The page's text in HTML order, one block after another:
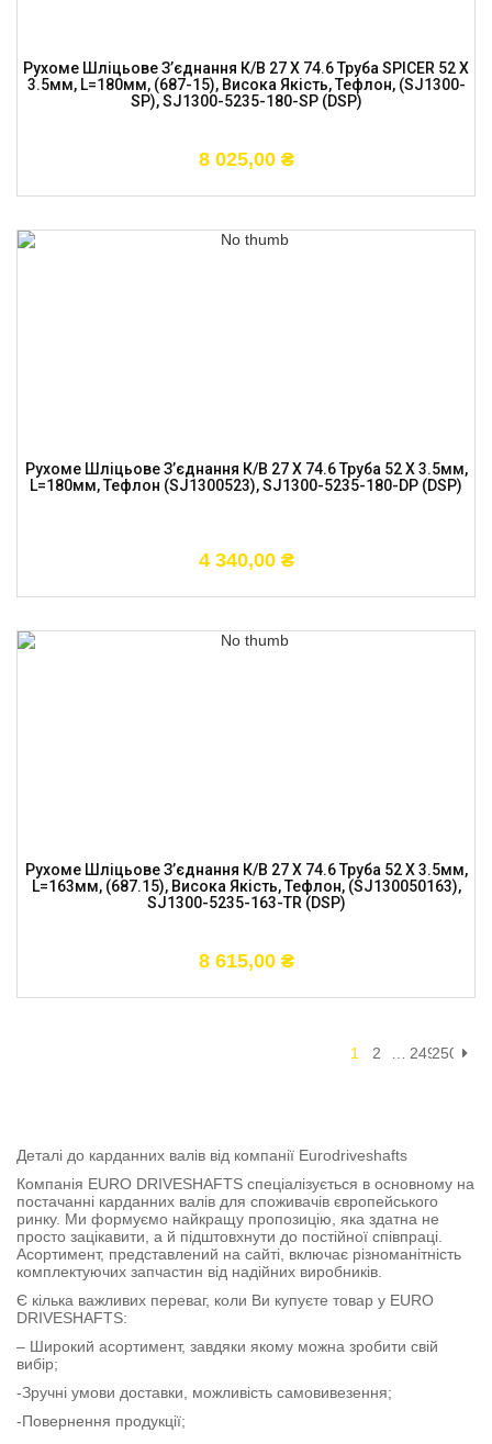
Рухоме Шліцьове З’єднання К/в 27 X 74.6 Труба SPICER 52 X
3.5мм, L=180мм, (687-15), Висока Якість, Тефлон, (SJ1300-
SP), SJ1300-5235-180-SP (DSP)
8 025,00 ₴
Рухоме Шліцьове З’єднання К/в 27 X 74.6 Труба 52 X 3.5мм,
L=180мм, Тефлон (SJ1300523), SJ1300-5235-180-DP (DSP)
4 340,00 ₴
Рухоме Шліцьове З’єднання К/в 27 X 74.6 Труба 52 X 3.5мм,
L=163мм, (687.15), Висока Якість, Тефлон, (SJ130050163),
SJ1300-5235-163-TR (DSP)
8 615,00 ₴
1 2 249250
Деталі до карданних валів від компанії Eurodriveshafts
Компанія EURO DRIVESHAFTS спеціалізується в основному на
постачанні карданних валів для споживачів європейського
ринку. Ми формуємо найкращу пропозицію, яка здатна не
просто зацікавити, а й підштовхнути до постійної співпраці.
Асортимент, представлений на сайті, включає різноманітність
комплектуючих запчастин від надійних виробників.
Є кілька важливих переваг, коли Ви купуєте товар у EURO
DRIVESHAFTS:
– Широкий асортимент, завдяки якому можна зробити свій
вибір;
-Зручні умови доставки, можливість самовивезення;
-Повернення продукції;